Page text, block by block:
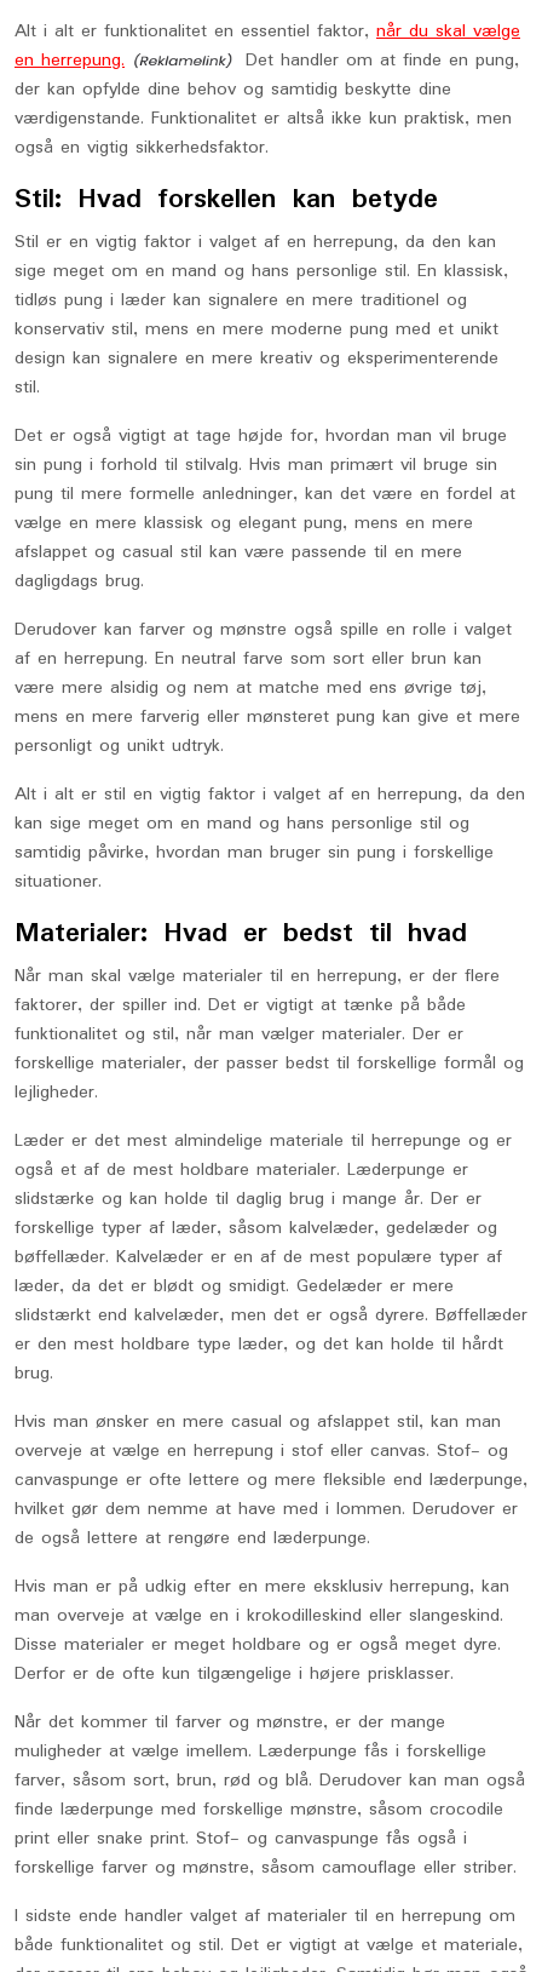
Alt i alt er funktionalitet en essentiel faktor, når du skal vælge
en herrepung.
Det handler om at finde en pung,
der kan opfylde dine behov og samtidig beskytte dine
værdigenstande. Funktionalitet er altså ikke kun praktisk, men
også en vigtig sikkerhedsfaktor.
Stil: Hvad forskellen kan betyde
Stil er en vigtig faktor i valget af en herrepung, da den kan
sige meget om en mand og hans personlige stil. En klassisk,
tidløs pung i læder kan signalere en mere traditionel og
konservativ stil, mens en mere moderne pung med et unikt
design kan signalere en mere kreativ og eksperimenterende
stil.
Det er også vigtigt at tage højde for, hvordan man vil bruge
sin pung i forhold til stilvalg. Hvis man primært vil bruge sin
pung til mere formelle anledninger, kan det være en fordel at
vælge en mere klassisk og elegant pung, mens en mere
afslappet og casual stil kan være passende til en mere
dagligdags brug.
Derudover kan farver og mønstre også spille en rolle i valget
af en herrepung. En neutral farve som sort eller brun kan
være mere alsidig og nem at matche med ens øvrige tøj,
mens en mere farverig eller mønsteret pung kan give et mere
personligt og unikt udtryk.
Alt i alt er stil en vigtig faktor i valget af en herrepung, da den
kan sige meget om en mand og hans personlige stil og
samtidig påvirke, hvordan man bruger sin pung i forskellige
situationer.
Materialer: Hvad er bedst til hvad
Når man skal vælge materialer til en herrepung, er der flere
faktorer, der spiller ind. Det er vigtigt at tænke på både
funktionalitet og stil, når man vælger materialer. Der er
forskellige materialer, der passer bedst til forskellige formål og
lejligheder.
Læder er det mest almindelige materiale til herrepunge og er
også et af de mest holdbare materialer. Læderpunge er
slidstærke og kan holde til daglig brug i mange år. Der er
forskellige typer af læder, såsom kalvelæder, gedelæder og
bøffellæder. Kalvelæder er en af de mest populære typer af
læder, da det er blødt og smidigt. Gedelæder er mere
slidstærkt end kalvelæder, men det er også dyrere. Bøffellæder
er den mest holdbare type læder, og det kan holde til hårdt
brug.
Hvis man ønsker en mere casual og afslappet stil, kan man
overveje at vælge en herrepung i stof eller canvas. Stof- og
canvaspunge er ofte lettere og mere fleksible end læderpunge,
hvilket gør dem nemme at have med i lommen. Derudover er
de også lettere at rengøre end læderpunge.
Hvis man er på udkig efter en mere eksklusiv herrepung, kan
man overveje at vælge en i krokodilleskind eller slangeskind.
Disse materialer er meget holdbare og er også meget dyre.
Derfor er de ofte kun tilgængelige i højere prisklasser.
Når det kommer til farver og mønstre, er der mange
muligheder at vælge imellem. Læderpunge fås i forskellige
farver, såsom sort, brun, rød og blå. Derudover kan man også
finde læderpunge med forskellige mønstre, såsom crocodile
print eller snake print. Stof- og canvaspunge fås også i
forskellige farver og mønstre, såsom camouflage eller striber.
I sidste ende handler valget af materialer til en herrepung om
både funktionalitet og stil. Det er vigtigt at vælge et materiale,